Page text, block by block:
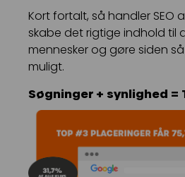
Kort fortalt, så handler SEO
skabe det rigtige indhold til
mennesker og gøre siden
muligt.
Søgninger + synlighed =